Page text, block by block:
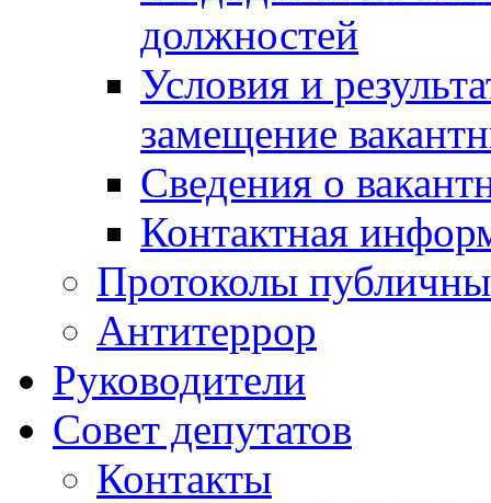
должностей
Условия и
замещение
Сведения о
Контактная
Протоколы
Антитеррор
Руководители
Совет депутатов
Контакты